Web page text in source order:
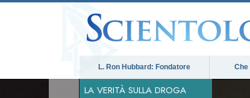
L. Ron Hubbard: Fondatore Che
LA VERITÀ SULLA DROGA